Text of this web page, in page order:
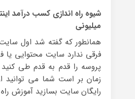
شیوه راه اندازی کسب درآمد
میلیونی
همانطور که گفته شد اول سایت
فرقی ندارد سایت محتوایی یا
پروسه را قدم به قدم طی
زمان بر است شما می توانید
رایگان سایت بسازید آموزش